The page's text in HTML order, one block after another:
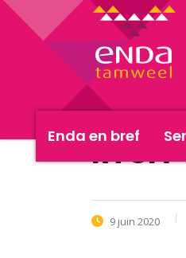
Enda en bref
9 juin 2020